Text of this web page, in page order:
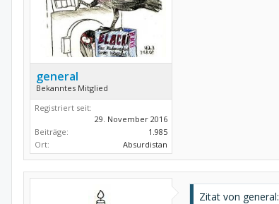
general
Bekanntes Mitglied
Registriert seit:
29. November 2016
Beiträge:
1.985
Ort:
Absurdistan
Zitat von general: